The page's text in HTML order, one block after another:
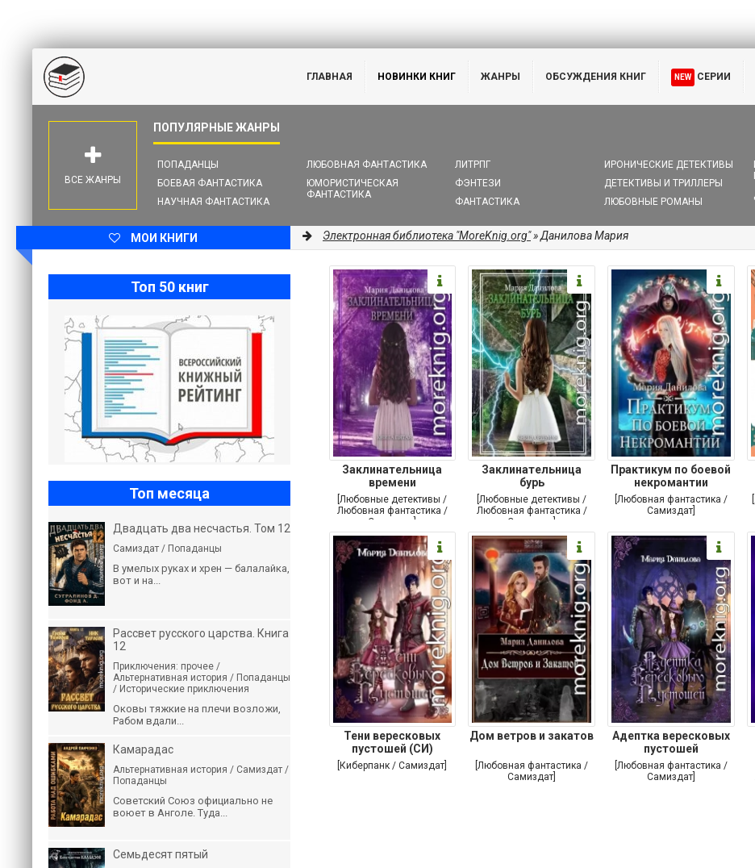
ГЛАВНАЯ НОВИНКИ КНИГ ЖАНРЫ ОБСУЖДЕНИЯ КНИГ NEW СЕРИИ
ПОПАДАНЦЫ
БОЕВАЯ ФАНТАСТИКА
НАУЧНАЯ ФАНТАСТИКА
ЛЮБОВНАЯ ФАНТАСТИКА
ЮМОРИСТИЧЕСКАЯ
ФАНТАСТИКА
ЛИТРПГ
ФЭНТЕЗИ
ФАНТАСТИКА
ИРОНИЧЕСКИЕ ДЕТЕКТИВЫ
ДЕТЕКТИВЫ И ТРИЛЛЕРЫ
ЛЮБОВНЫЕ РОМАНЫ
ВСЕ ЖАНРЫ
МОИ КНИГИ Электронная библиотека "MoreKnig.org"» Данилова Мария
Заклинательница
времени
[Любовные детективы /
Любовная фантастика /
Самиздат]
Заклинательница
бурь
[Любовные детективы /
Любовная фантастика /
Самиздат]
Практикум по боевой
некромантии
[Любовная фантастика /
Самиздат]
Тени вересковых
пустошей (СИ)
[Киберпанк / Самиздат]
Дом ветров и закатов
[Любовная фантастика /
Самиздат]
Адептка вересковых
пустошей
[Любовная фантастика /
Самиздат]
Топ 50 книг
Топ месяца
Двадцать два несчастья. Том 12
Самиздат / Попаданцы
В умелых руках и хрен — балалайка,
вот и на...
Рассвет русского царства. Книга
12
Приключения: прочее /
Альтернативная история / Попаданцы
/ Исторические приключения
Оковы тяжкие на плечи возложи,
Рабом вдали...
Камарадас
Альтернативная история / Самиздат /
Попаданцы
Советский Союз официально не
воюет в Анголе. Туда...
Семьдесят пятый